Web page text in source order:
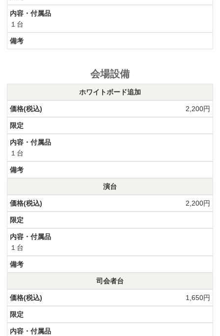
１台
会場設備
ホワイトボード追加
2,200円
１台
演台
2,200円
１台
司会者台
1,650円